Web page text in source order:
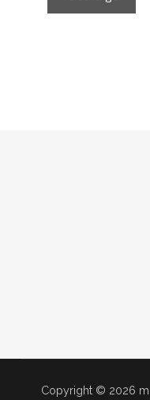
Copyright © 2026